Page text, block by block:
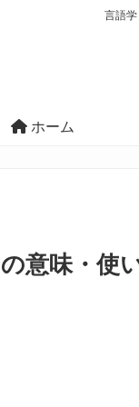
言語
ホーム
意味・使